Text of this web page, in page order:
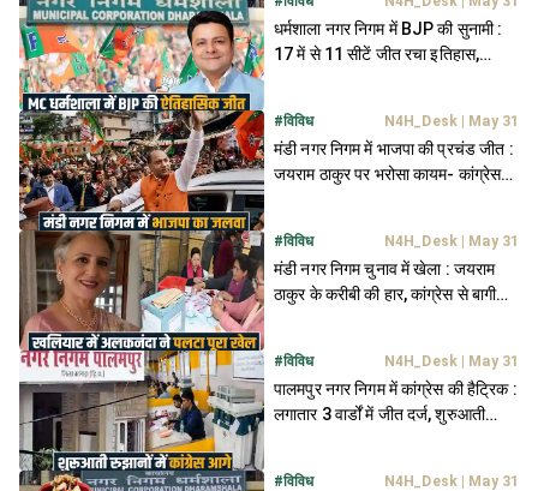
धर्मशाला नगर निगम में BJP की सुनामी :
17 में से 11 सीटें जीत रचा इतिहास,
#विविध N4H_Desk| May 31
मंडी नगर निगम में भाजपा की प्रचंड जीत :
जयराम ठाकुर पर भरोसा कायम- कांग्रेस
#विविध N4H_Desk| May 31
मंडी नगर निगम चुनाव में खेला : जयराम
ठाकुर के करीबी की हार, कांग्रेस से बागी
#विविध N4H_Desk| May 31
पालमपुर नगर निगम में कांग्रेस की हैट्रिक :
लगातार 3 वार्डों में जीत दर्ज, शुरुआती
#विविध N4H_Desk| May 31